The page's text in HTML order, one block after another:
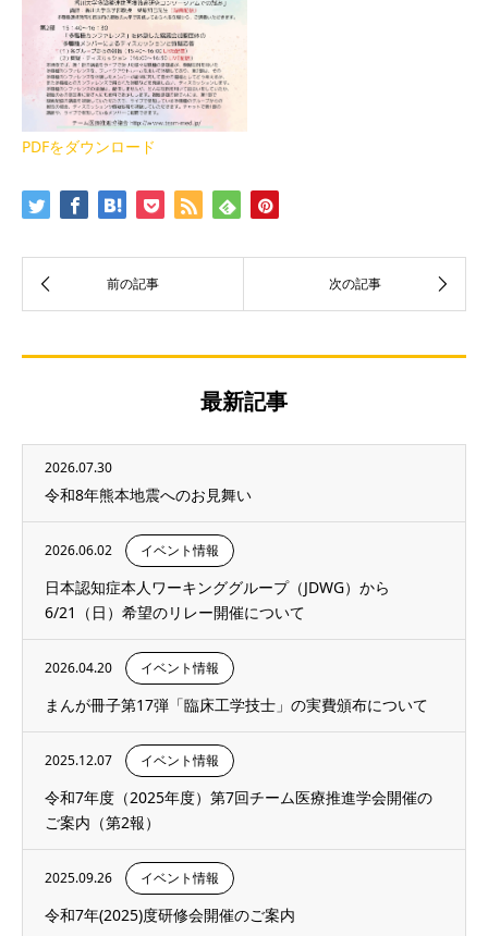
PDFをダウンロード
最新記事
2026.07.30
令和8年熊本地震へのお見舞い
2026.06.02 イベント情報
日本認知症本人ワーキンググループ（JDWG）から
6/21（日）希望のリレー開催について
2026.04.20 イベント情報
まんが冊子第17弾「臨床工学技士」の実費頒布について
2025.12.07 イベント情報
令和7年度（2025年度）第7回チーム医療推進学会開催の
ご案内（第2報）
2025.09.26 イベント情報
令和7年(2025)度研修会開催のご案内